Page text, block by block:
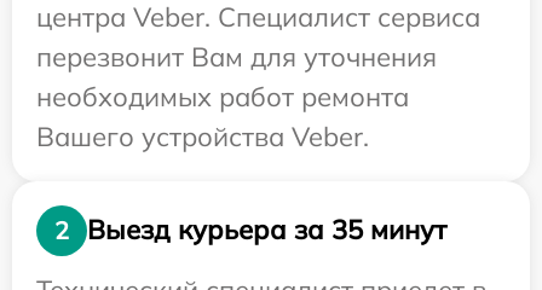
центра Veber. Специалист сервиса
перезвонит Вам для уточнения
необходимых работ ремонта
Вашего устройства Veber.
2
Выезд курьера за 35 минут